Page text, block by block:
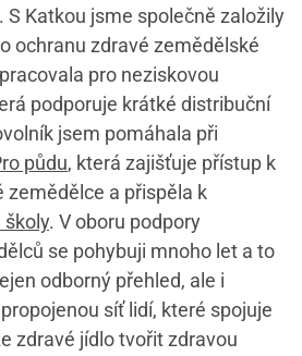
S Katkou jsme společně založily
ochranu zdravé zemědělské
pro neziskovou
podporuje krátké distribuční
jsem pomáhala při
půdu, která zajišťuje přístup k
zemědělce a přispěla k
školy. V oboru podpory
se pohybuji mnoho let a to
odborný přehled, ale i
síť lidí, které spojuje
zdravé jídlo tvořit zdravou